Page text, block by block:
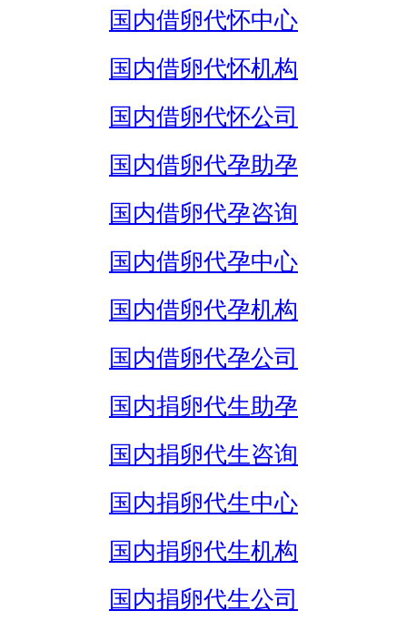
国内借卵代怀中心
国内借卵代怀机构
国内借卵代怀公司
国内借卵代孕助孕
国内借卵代孕咨询
国内借卵代孕中心
国内借卵代孕机构
国内借卵代孕公司
国内捐卵代生助孕
国内捐卵代生咨询
国内捐卵代生中心
国内捐卵代生机构
国内捐卵代生公司